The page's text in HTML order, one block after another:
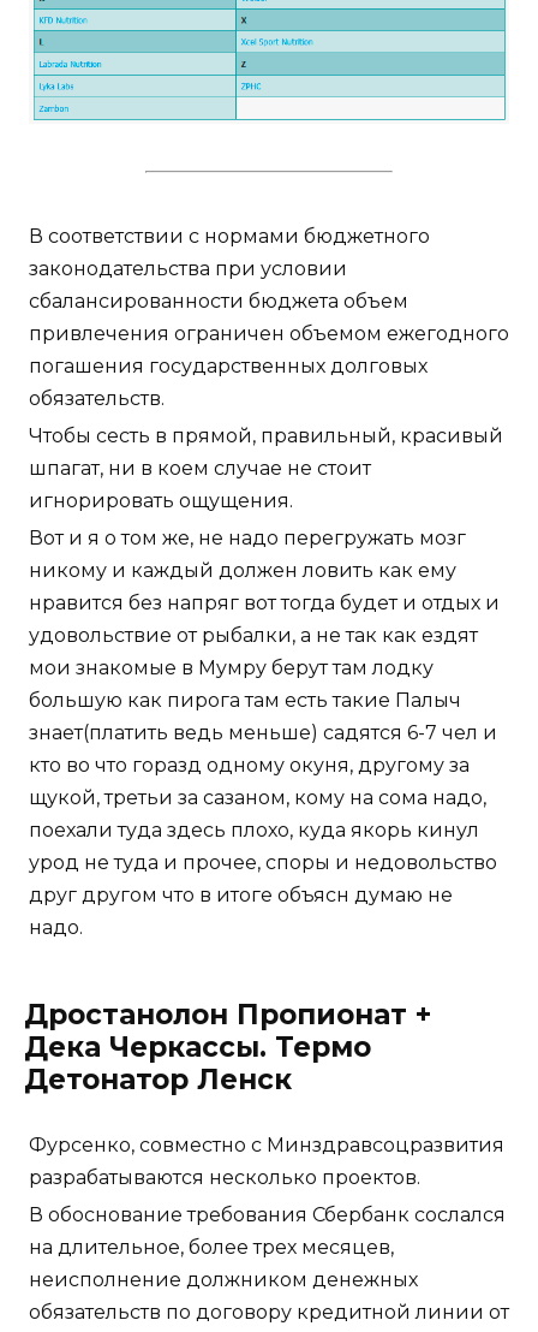
В соответствии с нормами бюджетного
законодательства при условии
сбалансированности бюджета объем
привлечения ограничен объемом ежегодного
погашения государственных долговых
обязательств.
Чтобы сесть в прямой, правильный, красивый
шпагат, ни в коем случае не стоит
игнорировать ощущения.
Вот и я о том же, не надо перегружать мозг
никому и каждый должен ловить как ему
нравится без напряг вот тогда будет и отдых и
удовольствие от рыбалки, а не так как ездят
мои знакомые в Мумру берут там лодку
большую как пирога там есть такие Палыч
знает(платить ведь меньше) садятся 6-7 чел и
кто во что горазд одному окуня, другому за
щукой, третьи за сазаном, кому на сома надо,
поехали туда здесь плохо, куда якорь кинул
урод не туда и прочее, споры и недовольство
друг другом что в итоге объясн думаю не
надо.
Дростанолон Пропионат +
Дека Черкассы. Термо
Детонатор Ленск
Фурсенко, совместно с Минздравсоцразвития
разрабатываются несколько проектов.
В обоснование требования Сбербанк сослался
на длительное, более трех месяцев,
неисполнение должником денежных
обязательств по договору кредитной линии от